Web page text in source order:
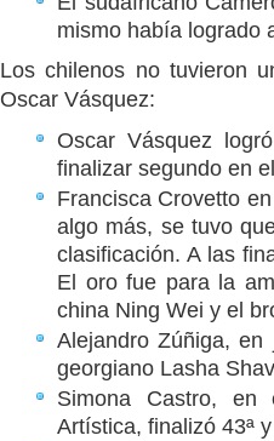
mismo había logrado
Los chilenos no tuvieron
Oscar Vásquez:
Oscar Vásquez
finalizar segundo en
Francisca Crovetto
algo más, se tuvo
clasificación. A las
El oro fue para la
china Ning Wei y el
Alejandro Zúñiga,
georgiano Lasha
Simona Castro, en
Artística, finalizó 43ª